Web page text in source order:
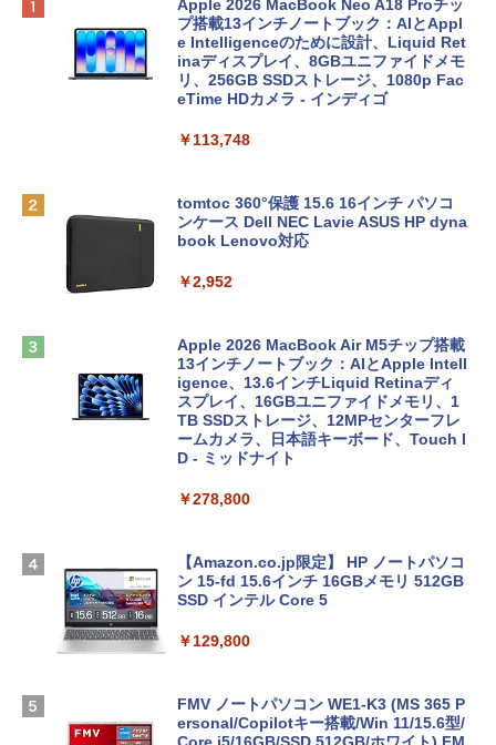
Apple 2026 MacBook Neo A18 Proチッ
プ搭載13インチノートブック：AIとAppl
e Intelligenceのために設計、Liquid Ret
inaディスプレイ、8GBユニファイドメモ
リ、256GB SSDストレージ、1080p Fac
eTime HDカメラ - インディゴ
￥113,748
tomtoc 360°保護 15.6 16インチ パソコ
ンケース Dell NEC Lavie ASUS HP dyna
book Lenovo対応
￥2,952
Apple 2026 MacBook Air M5チップ搭載
13インチノートブック：AIとApple Intell
igence、13.6インチLiquid Retinaディ
スプレイ、16GBユニファイドメモリ、1
TB SSDストレージ、12MPセンターフレ
ームカメラ、日本語キーボード、Touch I
D - ミッドナイト
￥278,800
【Amazon.co.jp限定】 HP ノートパソコ
ン 15-fd 15.6インチ 16GBメモリ 512GB
SSD インテル Core 5
￥129,800
FMV ノートパソコン WE1-K3 (MS 365 P
ersonal/Copilotキー搭載/Win 11/15.6型/